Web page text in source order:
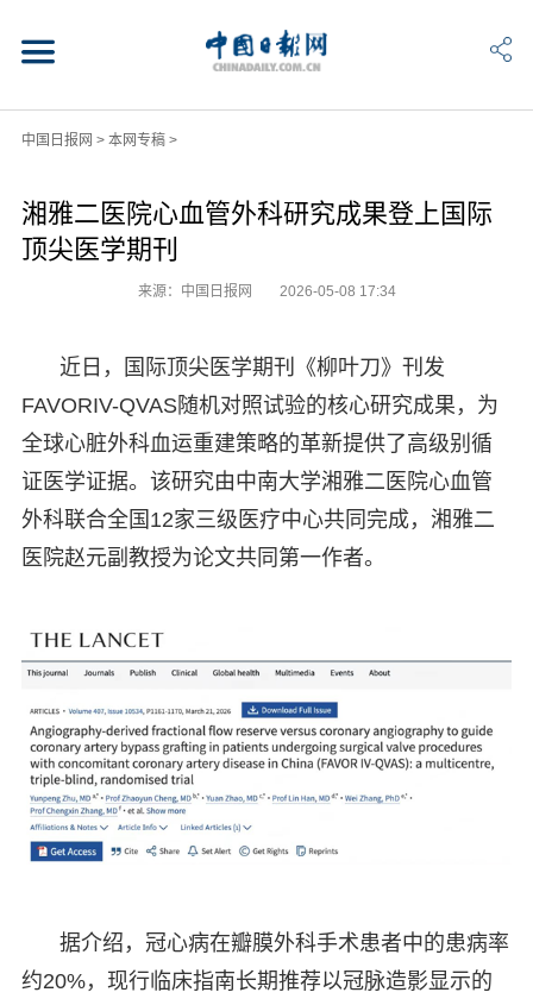
中国日报网 > 本网专稿>
湘雅二医院心血管外科研究成果登上国际
顶尖医学期刊
来源：中国日报网 2026-05-08 17:34
近日，国际顶尖医学期刊《柳叶刀》刊发
FAVORIV-QVAS随机对照试验的核心研究成果，为
全球心脏外科血运重建策略的革新提供了高级别循
证医学证据。该研究由中南大学湘雅二医院心血管
外科联合全国12家三级医疗中心共同完成，湘雅二
医院赵元副教授为论文共同第一作者。
据介绍，冠心病在瓣膜外科手术患者中的患病率
约20%，现行临床指南长期推荐以冠脉造影显示的